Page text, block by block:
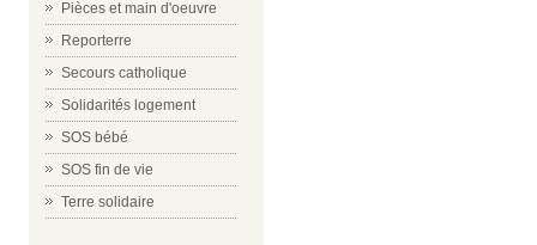
Pièces et main d'oeuvre
Reporterre
Secours catholique
Solidarités logement
SOS bébé
SOS fin de vie
Terre solidaire